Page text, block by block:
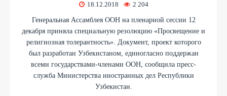
18.12.2018 2 204
Генеральная Ассамблея ООН на пленарной сессии 12
декабря приняла специальную резолюцию «Просвещение и
религиозная толерантность». Документ, проект которого
был разработан Узбекистаном, единогласно поддержан
всеми государствами-членами ООН, сообщила пресс-
служба Министерства иностранных дел Республики
Узбекистан.